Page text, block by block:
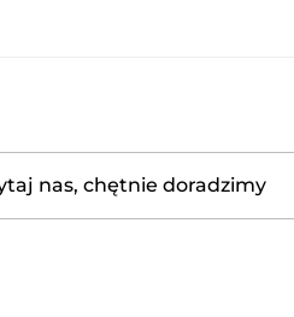
nas, chętnie doradzimy